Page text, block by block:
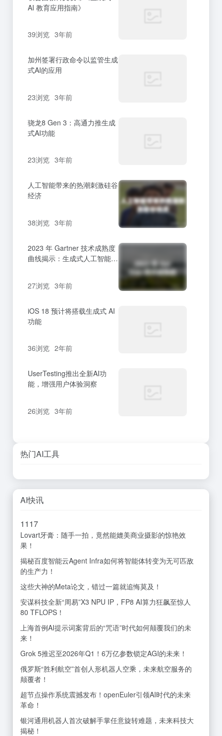
AI 教育应用指南》
39浏览 3年前
加州签署行政命令以监管生成
式AI的应用
23浏览 3年前
骁龙8 Gen 3：高通力推生成
式AI功能
23浏览 3年前
人工智能带来的热潮刺激硅谷
经济
38浏览 3年前
2023 年 Gartner 技术成熟度
曲线揭示：生成式人工智能正
27浏览 3年前
iOS 18 预计将搭载生成式 AI
功能
36浏览 2年前
UserTesting推出全新AI功
能，增强用户体验洞察
26浏览 3年前
热门AI工具
AI快讯
1117
Lovart牙膏：随手一拍，竟然能媲美商业摄影的惊艳效
果！
揭秘百度智能云Agent Infra如何将智能体转变为无可匹敌
的生产力！
这些大神的Meta论文，错过一篇就追悔莫及！
安谋科技全新“周易”X3 NPU IP，FP8 AI算力狂飙至惊人
80 TFLOPS！
上海首例AI提示词案背后的“咒语”时代如何颠覆我们的未
来！
Grok 5推迟至2026年Q1！6万亿参数锁定AGI的未来！
俄罗斯“胜利航空”首创人形机器人空乘，未来航空服务的
颠覆者！
超节点操作系统震撼发布！openEuler引领AI时代的未来
革命！
银河通用机器人首次破解手掌任意旋转难题，未来科技大
揭秘！